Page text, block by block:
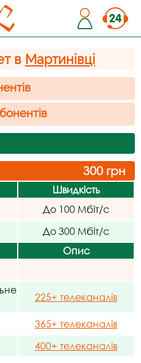
в Мартинівці
300 грн
Швидкість
До 100 Мбіт/с
До 300 Мбіт/с
Опис
225+ телеканалів
365+ телеканалів
400+ телеканалів